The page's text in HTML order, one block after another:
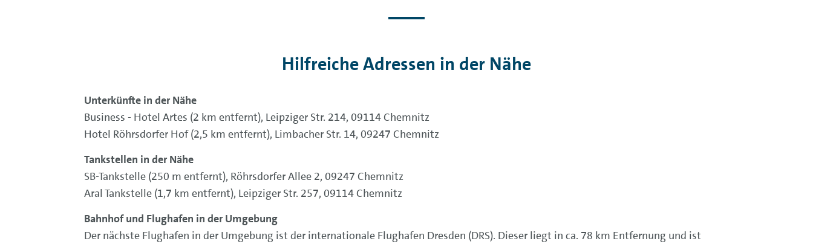
Hilfreiche Adressen in der Nähe
Unterkünfte in der Nähe
Business - Hotel Artes (2 km entfernt), Leipziger Str. 214, 09114 Chemnitz
Hotel Röhrsdorfer Hof (2,5 km entfernt), Limbacher Str. 14, 09247 Chemnitz
Tankstellen in der Nähe
SB-Tankstelle (250 m entfernt), Röhrsdorfer Allee 2, 09247 Chemnitz
Aral Tankstelle (1,7 km entfernt), Leipziger Str. 257, 09114 Chemnitz
Bahnhof und Flughafen in der Umgebung
Der nächste Flughafen in der Umgebung ist der internationale Flughafen Dresden (DRS). Dieser liegt in ca. 78 km Entfernung und ist